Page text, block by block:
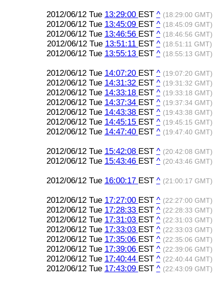
2012/06/12 Tue 13:29:00 EST ^ (18:29:00 GMT)
2012/06/12 Tue 13:45:09 EST ^ (18:45:09 GMT)
2012/06/12 Tue 13:46:56 EST ^ (18:46:56 GMT)
2012/06/12 Tue 13:51:11 EST ^ (18:51:11 GMT)
2012/06/12 Tue 13:55:13 EST ^ (18:55:13 GMT)
2012/06/12 Tue 14:07:20 EST ^ (19:07:20 GMT)
2012/06/12 Tue 14:31:32 EST ^ (19:31:32 GMT)
2012/06/12 Tue 14:33:18 EST ^ (19:33:18 GMT)
2012/06/12 Tue 14:37:34 EST ^ (19:37:34 GMT)
2012/06/12 Tue 14:43:38 EST ^ (19:43:38 GMT)
2012/06/12 Tue 14:45:15 EST ^ (19:45:15 GMT)
2012/06/12 Tue 14:47:40 EST ^ (19:47:40 GMT)
2012/06/12 Tue 15:42:08 EST ^ (20:42:08 GMT)
2012/06/12 Tue 15:43:46 EST ^ (20:43:46 GMT)
2012/06/12 Tue 16:00:17 EST ^ (21:00:17 GMT)
2012/06/12 Tue 17:27:00 EST ^ (22:27:00 GMT)
2012/06/12 Tue 17:28:33 EST ^ (22:28:33 GMT)
2012/06/12 Tue 17:31:03 EST ^ (22:31:03 GMT)
2012/06/12 Tue 17:33:03 EST ^ (22:33:03 GMT)
2012/06/12 Tue 17:35:06 EST ^ (22:35:06 GMT)
2012/06/12 Tue 17:39:06 EST ^ (22:39:06 GMT)
2012/06/12 Tue 17:40:44 EST ^ (22:40:44 GMT)
2012/06/12 Tue 17:43:09 EST ^ (22:43:09 GMT)